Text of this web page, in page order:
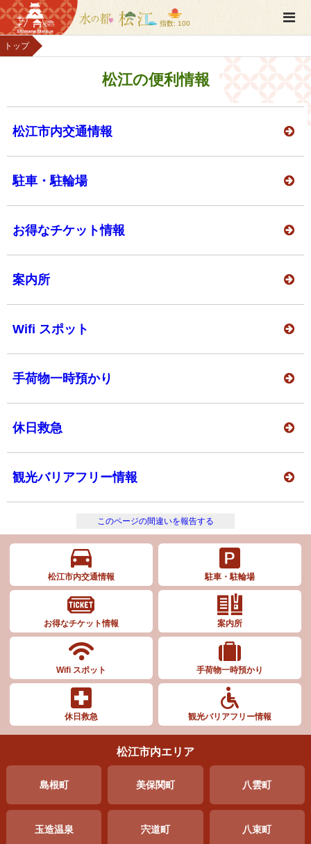
指数: 100
トップ
松江の便利情報
松江市内交通情報
駐車・駐輪場
お得なチケット情報
案内所
Wifi スポット
手荷物一時預かり
休日救急
観光バリアフリー情報
このページの間違いを報告する
松江市内交通情報 駐車・駐輪場
お得なチケット情報 案内所
Wifi スポット 手荷物一時預かり
休日救急 観光バリアフリー情報
松江市内エリア
島根町 美保関町 八雲町
玉造温泉 宍道町 八束町